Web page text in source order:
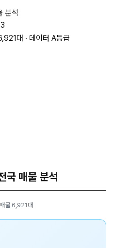
분석
대 · 데이터 A등급
국 매물 분석
물 6,921대